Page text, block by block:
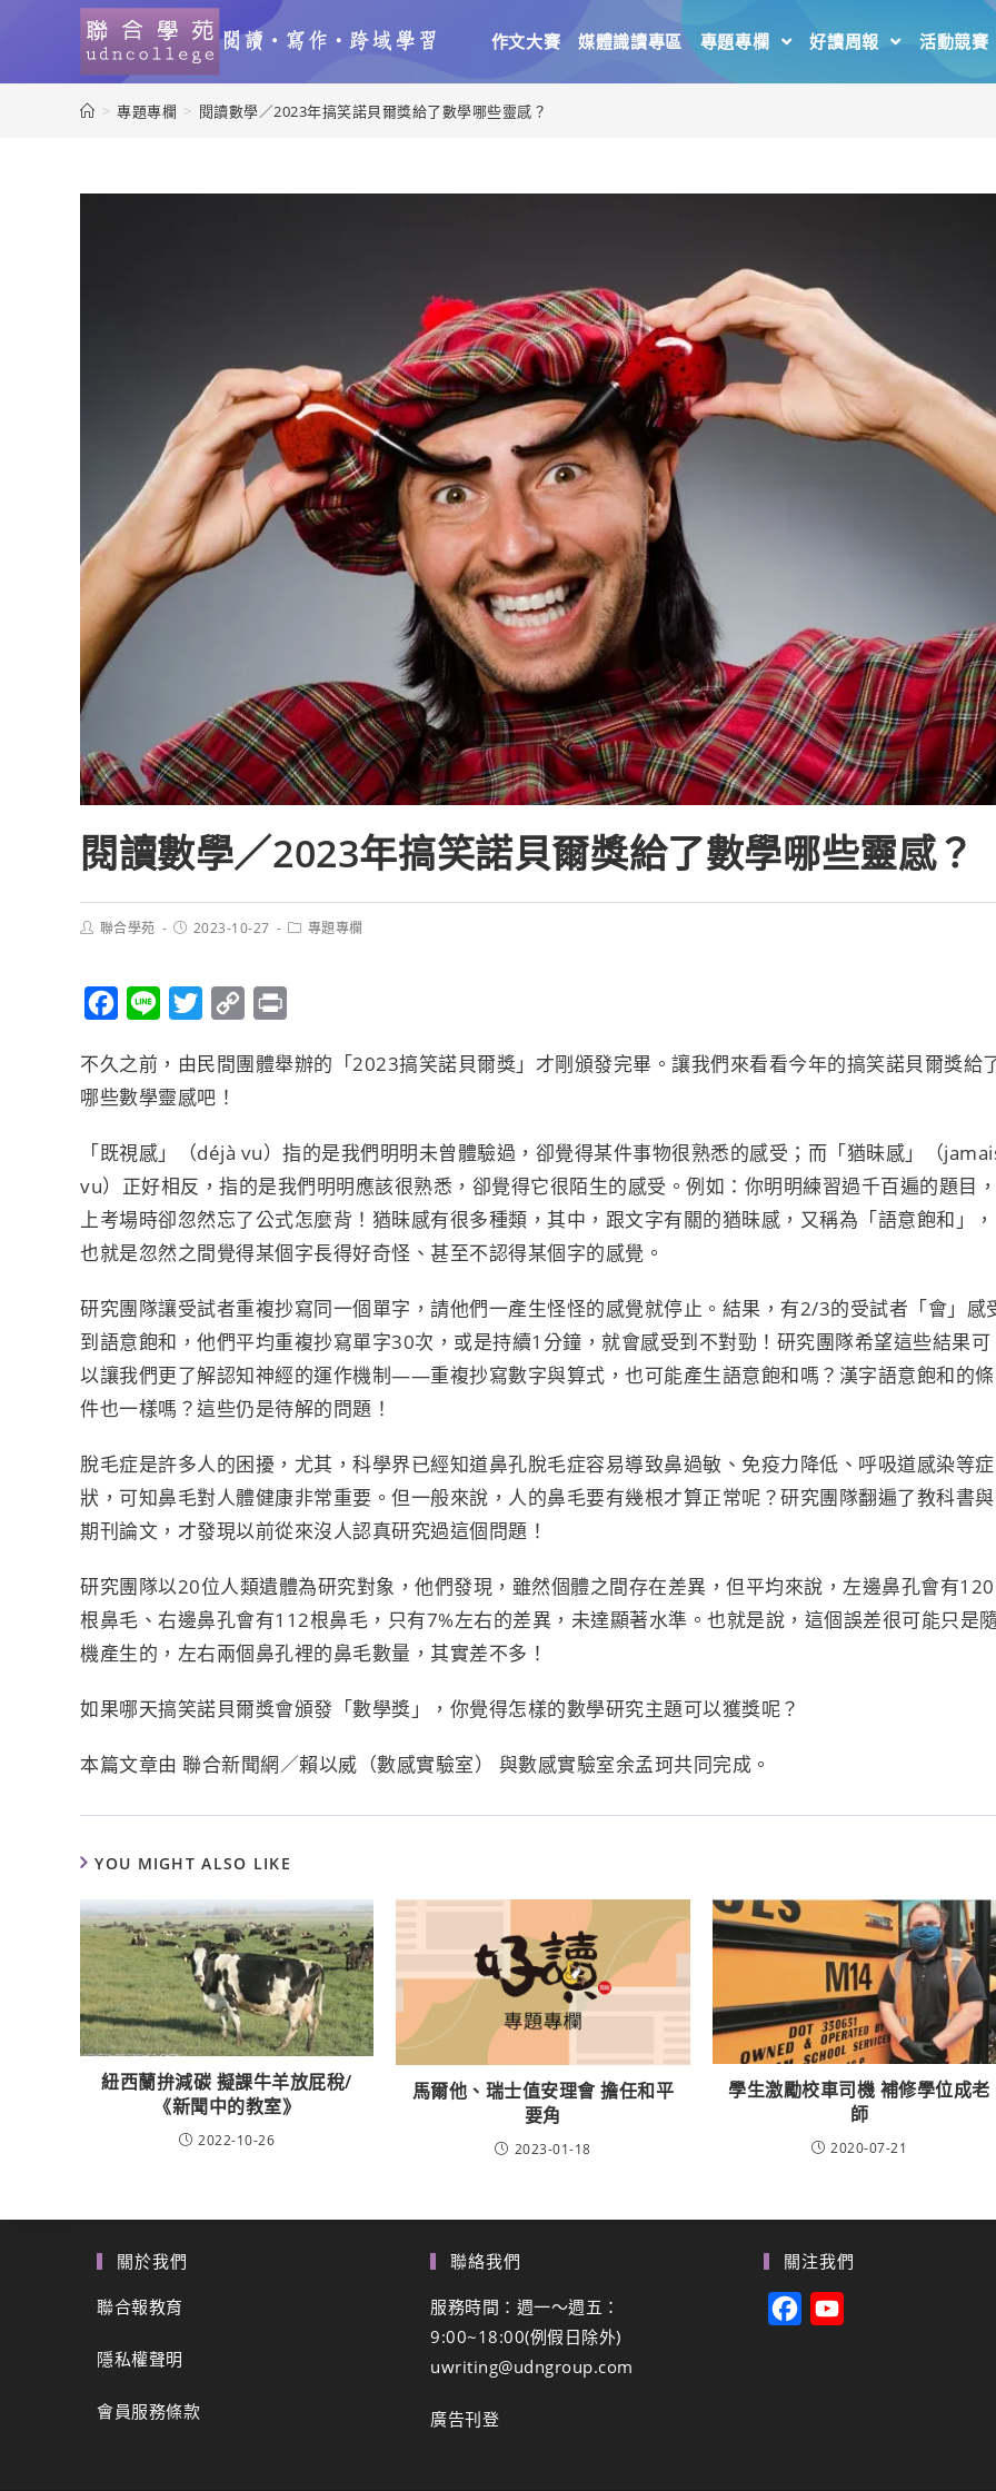
作文大賽 媒體識讀專區 專題專欄 好讀周報 活動競賽
> 專題專欄 > 閱讀數學／2023年搞笑諾貝爾獎給了數學哪些靈感？
閱讀數學／2023年搞笑諾貝爾獎給了數學哪些靈感？
聯合學苑 2023-10-27 專題專欄
c
e
b
o
o
k
n
e
i
t
r
p
i
n
k
i
t
不久之前，由民間團體舉辦的「2023搞笑諾貝爾獎」才剛頒發完畢。讓我們來看看今年的搞笑諾貝爾獎給
哪些數學靈感吧！
「既視感」（déjà vu）指的是我們明明未曾體驗過，卻覺得某件事物很熟悉的感受；而「猶昧感」（
vu）正好相反，指的是我們明明應該很熟悉，卻覺得它很陌生的感受。例如：你明明練習過千百遍的題目，
上考場時卻忽然忘了公式怎麼背！猶昧感有很多種類，其中，跟文字有關的猶昧感，又稱為「語意飽和」，
也就是忽然之間覺得某個字長得好奇怪、甚至不認得某個字的感覺。
研究團隊讓受試者重複抄寫同一個單字，請他們一產生怪怪的感覺就停止。結果，有2/3的受試者「會」感
到語意飽和，他們平均重複抄寫單字30次，或是持續1分鐘，就會感受到不對勁！研究團隊希望這些結果可
以讓我們更了解認知神經的運作機制——重複抄寫數字與算式，也可能產生語意飽和嗎？漢字語意飽和的條
件也一樣嗎？這些仍是待解的問題！
脫毛症是許多人的困擾，尤其，科學界已經知道鼻孔脫毛症容易導致鼻過敏、免疫力降低、呼吸道感染等症
狀，可知鼻毛對人體健康非常重要。但一般來說，人的鼻毛要有幾根才算正常呢？研究團隊翻遍了教科書與
期刊論文，才發現以前從來沒人認真研究過這個問題！
研究團隊以20位人類遺體為研究對象，他們發現，雖然個體之間存在差異，但平均來說，左邊鼻孔會有120
根鼻毛、右邊鼻孔會有112根鼻毛，只有7%左右的差異，未達顯著水準。也就是說，這個誤差很可能只是
機產生的，左右兩個鼻孔裡的鼻毛數量，其實差不多！
如果哪天搞笑諾貝爾獎會頒發「數學獎」，你覺得怎樣的數學研究主題可以獲獎呢？
本篇文章由 聯合新聞網／賴以威（數感實驗室） 與數感實驗室余孟珂共同完成。
YOU MIGHT ALSO LIKE
紐西蘭拚減碳 擬課牛羊放屁稅/
《新聞中的教室》
2022-10-26
馬爾他、瑞士值安理會 擔任和平
要角
2023-01-18
學生激勵校車司機 補修學位成老
師
2020-07-21
關於我們
聯合報教育
隱私權聲明
會員服務條款
聯絡我們
服務時間：週一～週五：
9:00~18:00(例假日除外)
uwriting@udngroup.com
廣告刊登
關注我們